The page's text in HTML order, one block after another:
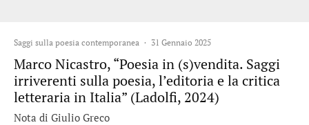
Saggi sulla poesia contemporanea · 31 Gennaio 2025
Marco Nicastro, “Poesia in (s)vendita. Saggi
irriverenti sulla poesia, l’editoria e la critica
letteraria in Italia” (Ladolfi, 2024)
Nota di Giulio Greco